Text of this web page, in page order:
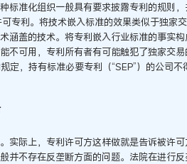
标准化组织一般具有要求披露专利的规则
可专利。将技术嵌入标准的效果类似于独
涵盖的技术。将专利嵌入行业标准的事实
不可用，专利所有者有可能触犯了独家交
定，持有标准必要专利（“SEP”）的公司
实际上，专利许可方这样做就是告诉被许
并不存在反垄断方面的问题。法院在进行